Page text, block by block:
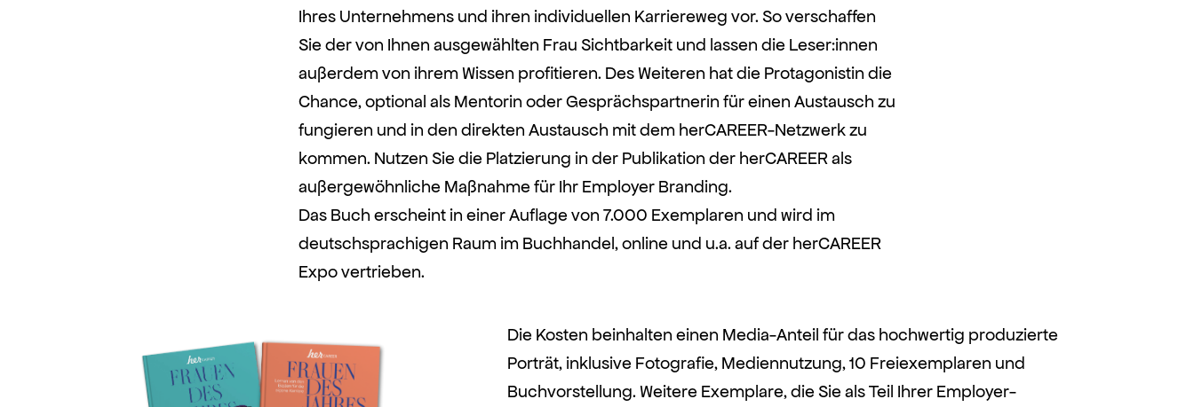
Ihres Unternehmens und ihren individuellen Karriereweg vor. So verschaffen
Sie der von Ihnen ausgewählten Frau Sichtbarkeit und lassen die Leser:innen
außerdem von ihrem Wissen profitieren. Des Weiteren hat die Protagonistin die
Chance, optional als Mentorin oder Gesprächspartnerin für einen Austausch zu
fungieren und in den direkten Austausch mit dem herCAREER-Netzwerk zu
kommen. Nutzen Sie die Platzierung in der Publikation der herCAREER als
außergewöhnliche Maßnahme für Ihr Employer Branding.
Das Buch erscheint in einer Auflage von 7.000 Exemplaren und wird im
deutschsprachigen Raum im Buchhandel, online und u.a. auf der herCAREER
Expo vertrieben.
Die Kosten beinhalten einen Media-Anteil für das hochwertig produzierte
Porträt, inklusive Fotografie, Mediennutzung, 10 Freiexemplaren und
Buchvorstellung. Weitere Exemplare, die Sie als Teil Ihrer Employer-